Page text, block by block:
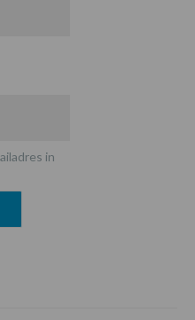
in